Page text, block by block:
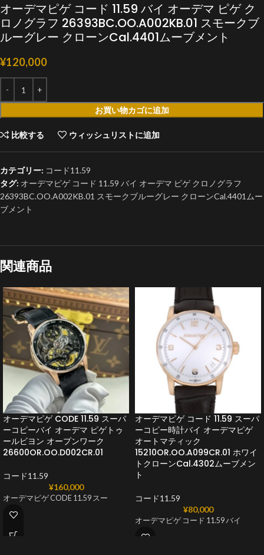
オーデマピゲ コード 11.59 バイ オーデマ ピゲ ク
ロノグラフ 26393BC.OO.A002KB.01 スモークブ
ルーグレー クローンCal.4401ムーブメント
¥120,000
お買い物カゴに追加
比較する ウィッシュリストに追加
カテゴリー: コード11.59
タグ: オーデマピゲ コード 11.59 バイ オーデマ ピゲ クロノグラフ
26393BC.OO.A002KB.01 スモークブルーグレー クローンCal.4401ムー
ブメント
関連商品
オーデマピゲ CODE 11.59 スーパ
ーコピーバイ オーデマ ピゲトゥ
ールビヨン オープンワーク
26600OR.OO.D002CR.01
コード11.59
¥160,000
オーデマピゲ CODE 11.59 スー
オーデマピゲ コード 11.59 スーパ
ーコピー時計バイ オーデマピゲ
オートマティック
15210OR.OO.A099CR.01 ホワイ
トクローンCal.4302ムーブメン
ト
コード11.59
¥80,000
オーデマピゲ コード 11.59 バイ